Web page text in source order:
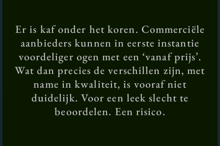
Er is kaf onder het koren. Commerciële
aanbieders kunnen in eerste instantie
voordeliger ogen met een ‘vanaf prijs’.
Wat dan precies de verschillen zijn, met
name in kwaliteit, is vooraf niet
duidelijk. Voor een leek slecht te
beoordelen. Een risico.